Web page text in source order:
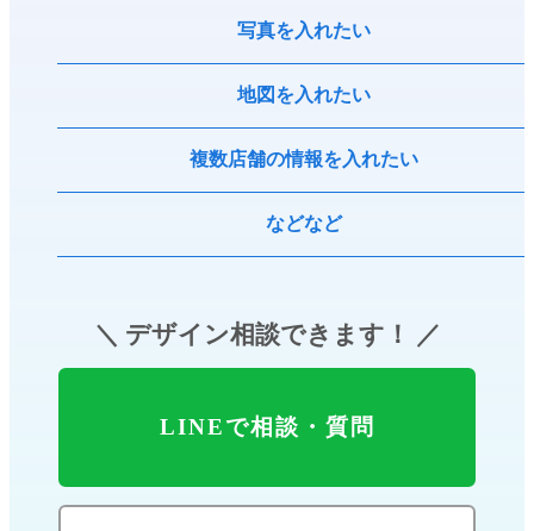
写真を入れたい
地図を入れたい
複数店舗の情報を入れたい
などなど
＼ デザイン相談できます！ ／
LINEで相談・質問